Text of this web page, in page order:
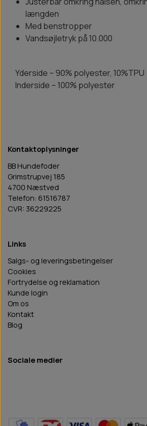
længden
Med benstropper
Vandsøjletryk på 10.000
Yderside – 90% polyester, 10%TPU
Inderside – 100% polyester
Kontaktoplysninger
BB Hundefoder
Grimstrupvej 185
4700 Næstved
Telefon: 61516787
CVR: 36229225
Links
Salgs- og leveringsbetingelser
Cookies
Fortrydelse og reklamation
Kunde login
Om os
Kontakt
Blog
Sociale medier